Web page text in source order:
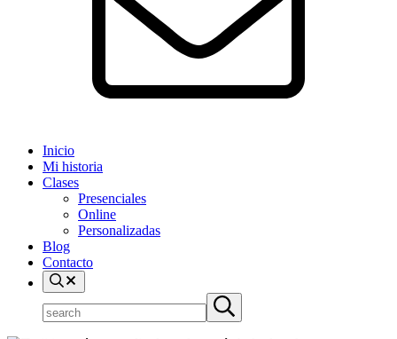
Inicio
Mi historia
Clases
Presenciales
Online
Personalizadas
Blog
Contacto
search
en
Submit
search